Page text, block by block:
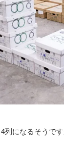
列になるそうで